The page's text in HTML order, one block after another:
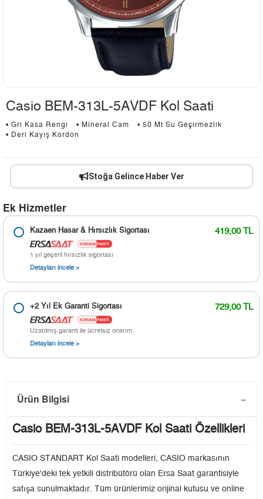
Casio BEM-313L-5AVDF Kol Saati
• Gri Kasa Rengi • Mineral Cam
• 50 Mt Su Geçirmezlik
• Deri Kayış Kordon
Stoğa Gelince Haber Ver
Ek Hizmetler
Kazaen Hasar & Hırsızlık Sigortası 419,00 TL
1 yıl geçerli hırsızlık sigortası
Detayları incele >
+2 Yıl Ek Garanti Sigortası 729,00 TL
Uzatılmış garanti ile ücretsiz onarım.
Detayları incele >
Ürün Bilgisi
Casio BEM-313L-5AVDF Kol Saati Özellikleri
CASIO STANDART Kol Saati modelleri, CASIO markasının
Türkiye'deki tek yetkili distribütörü olan Ersa Saat garantisiyle
satışa sunulmaktadır. Tüm ürünlerimiz orijinal kutusu ve online